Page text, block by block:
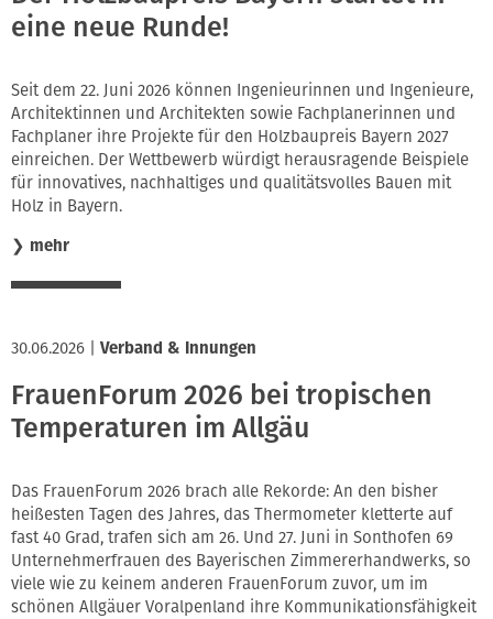
eine neue Runde!
Seit dem 22. Juni 2026 können Ingenieurinnen und Ingenieure,
Architektinnen und Architekten sowie Fachplanerinnen und
Fachplaner ihre Projekte für den Holzbaupreis Bayern 2027
einreichen. Der Wettbewerb würdigt herausragende Beispiele
für innovatives, nachhaltiges und qualitätsvolles Bauen mit
Holz in Bayern.
❯ mehr
30.06.2026 Verband & Innungen
FrauenForum 2026 bei tropischen
Temperaturen im Allgäu
Das FrauenForum 2026 brach alle Rekorde: An den bisher
heißesten Tagen des Jahres, das Thermometer kletterte auf
fast 40 Grad, trafen sich am 26. Und 27. Juni in Sonthofen 69
Unternehmerfrauen des Bayerischen Zimmererhandwerks, so
viele wie zu keinem anderen FrauenForum zuvor, um im
schönen Allgäuer Voralpenland ihre Kommunikationsfähigkeit